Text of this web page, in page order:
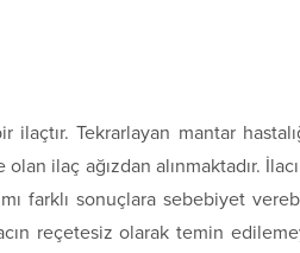
ilaçtır. Tekrarlayan mantar
ilaç ağızdan alınmaktadır.
farklı sonuçlara sebebiyet
reçetesiz olarak temin